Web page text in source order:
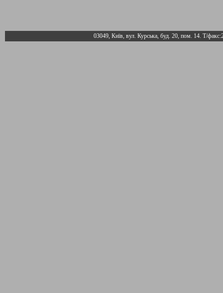
03049, Київ, вул. Курська, буд. 20, пом. 14. Т/